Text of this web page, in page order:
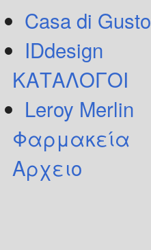
Casa di Gusto
IDdesign
ΚΑΤΑΛΟΓΟΙ
Leroy Merlin
Φαρμακεία
Αρχειο